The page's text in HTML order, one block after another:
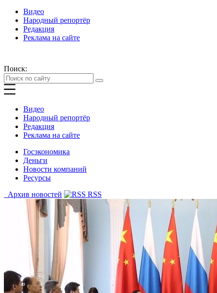
Видео
Народный репортёр
Редакция
Реклама на сайте
Поиск:
Видео
Народный репортёр
Редакция
Реклама на сайте
Госэкономика
Деньги
Новости компаний
Ресурсы
Архив новостей
RSS